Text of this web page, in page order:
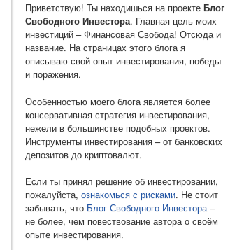
Приветствую! Ты находишься на проекте Блог
Свободного Инвестора. Главная цель моих
инвестиций – Финансовая Свобода! Отсюда и
название. На страницах этого блога я
описываю свой опыт инвестирования, победы
и поражения.
Особенностью моего блога является более
консервативная стратегия инвестирования,
нежели в большинстве подобных проектов.
Инструменты инвестирования – от банковских
депозитов до криптовалют.
Если ты принял решение об инвестировании,
пожалуйста, ознакомься с рисками. Не стоит
забывать, что Блог Свободного Инвестора–
не более, чем повествование автора о своём
опыте инвестирования.